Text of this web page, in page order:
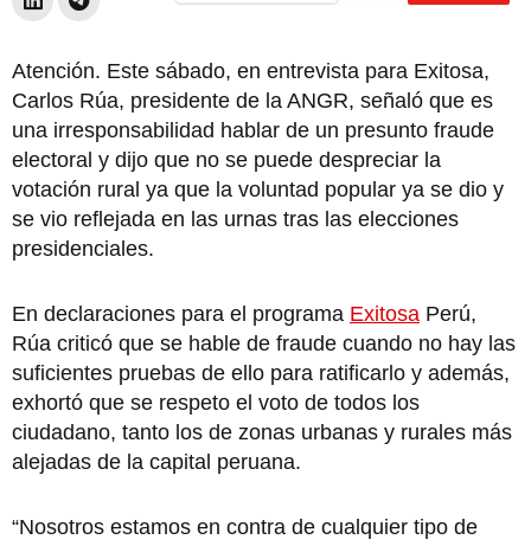
Atención. Este sábado, en entrevista para Exitosa,
Carlos Rúa, presidente de la ANGR, señaló que es
una irresponsabilidad hablar de un presunto fraude
electoral y dijo que no se puede despreciar la
votación rural ya que la voluntad popular ya se dio y
se vio reflejada en las urnas tras las elecciones
presidenciales.
En declaraciones para el programa Exitosa Perú,
Rúa criticó que se hable de fraude cuando no hay las
suficientes pruebas de ello para ratificarlo y además,
exhortó que se respeto el voto de todos los
ciudadano, tanto los de zonas urbanas y rurales más
alejadas de la capital peruana.
“Nosotros estamos en contra de cualquier tipo de